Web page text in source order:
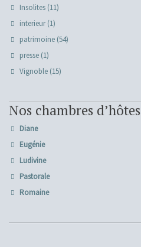
Insolites (11)
interieur(1)
patrimoine (54)
presse (1)
Vignoble (15)
Nos chambres d’hôtes
Diane
Eugénie
Ludivine
Pastorale
Romaine